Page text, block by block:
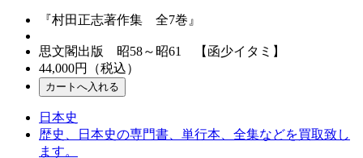
『村田正志著作集 全7巻』
思文閣出版 昭58～昭61 【函少イタミ】
44,000円（税込）
日本史
歴史、日本史の専門書、単行本、全集などを買取致し
ます。